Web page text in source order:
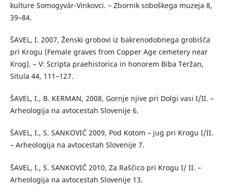
kulture Somogyvár-Vinkovci. – Zbornik soboškega muzeja 8,
39–84.
ŠAVEL, I. 2007, Ženski grobovi iz bakrenodobnega grobišča
pri Krogu (Female graves from Copper Age cemetery near
Krog). – V: Scripta praehistorica in honorem Biba Teržan,
Situla 44, 111–127.
ŠAVEL, I., B. KERMAN, 2008, Gornje njive pri Dolgi vasi I/II. –
Arheologija na avtocestah Slovenije 6.
ŠAVEL, I., S. SANKOVIČ 2009, Pod Kotom – jug pri Krogu I/II.
– Arheologija na avtocestah Slovenije 7.
ŠAVEL, I., S. SANKOVIČ 2010, Za Raščico pri Krogu I/ II. –
Arheologija na avtocestah Slovenije 13.